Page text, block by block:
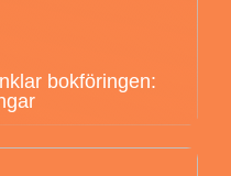
bokföringen: